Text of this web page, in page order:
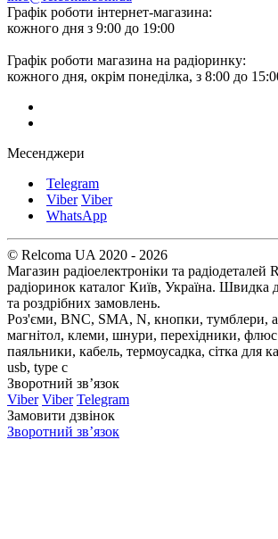
Графік роботи інтернет-магазина:
кожного дня з 9:00 до 19:00
Графік роботи магазина на радіоринку:
кожного дня, окрім понеділка, з 8:00 до
Месенджери
Telegram
Viber Viber
WhatsApp
© Relcoma UA 2020 - 2026
Магазин радіоелектроніки та
радіоринок каталог Київ, Україна. Швидка
та роздрібних замовлень.
Роз'єми, BNC, SMA, N, кнопки, тумблери,
магнітол, клеми, шнури, перехідники,
паяльники, кабель, термоусадка, сітка для
usb, type c
Зворотний зв’язок
Viber Viber Telegram
Замовити дзвінок
Зворотний зв’язок